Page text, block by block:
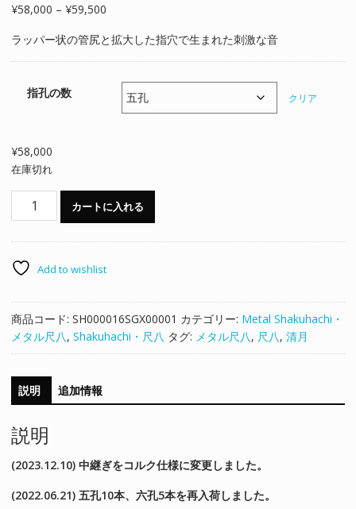
¥58,000 – ¥59,500価
帯:
¥58,000
¥59,500
ラッパー状の管尻と拡大した指穴で生まれた刺激な音
指孔の数 クリア
¥58,000
在庫切れ
八】
月
1.6X
個
カートに入れる
Add to wishlist
商品コード: SH000016SGX00001 カテゴリー: Metal Shakuhachi・
メタル尺八, Shakuhachi・尺八 タグ: メタル尺八, 尺八, 清月
説明 追加情報
説明
(2023.12.10) 中継ぎをコルク仕様に変更しました。
(2022.06.21) 五孔10本、六孔5本を再入荷しました。